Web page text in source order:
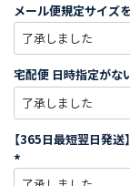
メール便規定サイズ
宅配便 日時指定がな
【365日最短翌日発送